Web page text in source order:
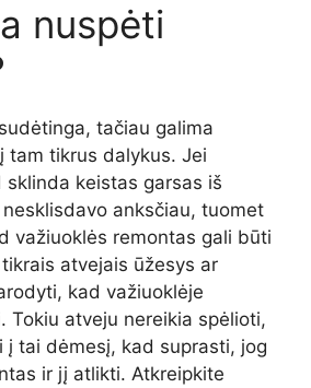
nuspėti
tačiau galima
tam tikrus dalykus. Jei
keistas garsas iš
anksčiau, tuomet
važiuoklės remontas gali būti
atvejais ūžesys ar
kad važiuoklėje
Tokiu atveju nereikia spėlioti,
į tai dėmesį, kad suprasti, jog
ir jį atlikti. Atkreipkite